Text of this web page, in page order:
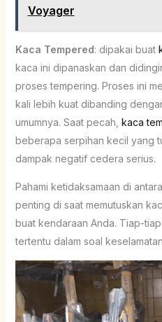
Voyager
Kaca Tempered: dipakai buat
kaca ini dipanaskan dan
proses tempering. Proses ini
kali lebih kuat dibanding
umumnya. Saat pecah, kaca
beberapa serpihan kecil yang
dampak negatif cedera serius.
Pahami ketidaksamaan di
penting di saat memutuskan
buat kendaraan Anda. Tiap-
tertentu dalam soal